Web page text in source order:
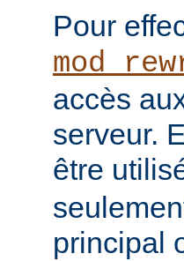
Pour
accès
serveur.
être
principal